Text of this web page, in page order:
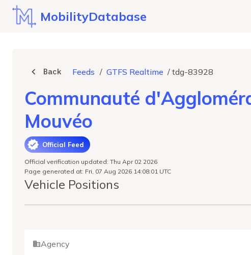
MobilityDatabase
Back Feeds / GTFS Realtime / tdg-83928
Communauté
Mouvéo
Official Feed
Official verification updated: Thu Apr 02 2026
Page generated at: Fri, 07 Aug 2026 14:08:01 UTC
Vehicle Positions
Agency